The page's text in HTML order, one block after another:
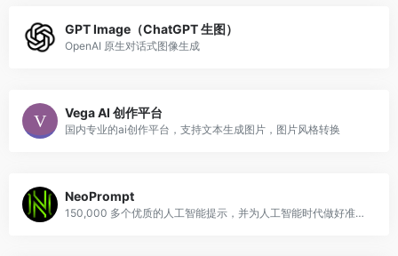
GPT Image（ChatGPT 生图）
OpenAI 原生对话式图像生成
Vega AI 创作平台
国内专业的ai创作平台，支持文本生成图片，图片风格转换
NeoPrompt
150,000 多个优质的人工智能提示，并为人工智能时代做好准备！生成更好的输出，节省时间和 API 成本。